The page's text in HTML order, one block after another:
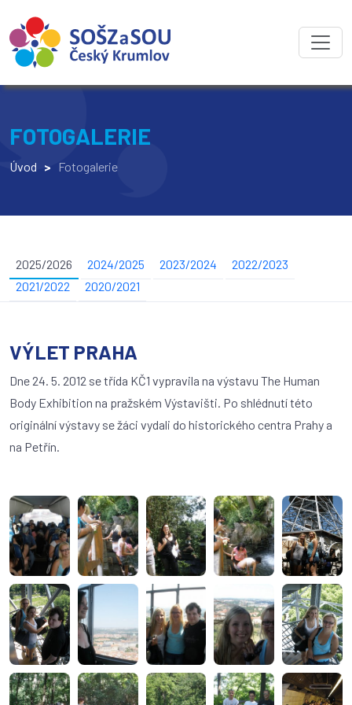
FOTOGALERIE
Úvod > Fotogalerie
2025/2026 2024/2025 2023/2024
2022/2023
2021/2022
2020/2021
VÝLET PRAHA
Dne 24. 5. 2012 se třída KČ1 vypravila na výstavu The Human
Body Exhibition na pražském Výstavišti. Po shlédnutí této
originální výstavy se žáci vydali do historického centra Prahy a
na Petřín.